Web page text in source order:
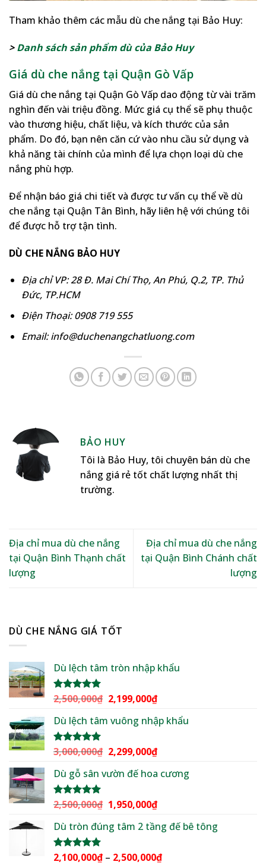
Tham khảo thêm các mẫu dù che nắng tại Bảo Huy:
>Danh sách sản phẩm dù của Bảo Huy
Giá dù che nắng tại Quận Gò Vấp
Giá dù che nắng tại Quận Gò Vấp dao động từ vài trăm
nghìn đến vài triệu đồng. Mức giá cụ thể sẽ phụ thuộc
vào thương hiệu, chất liệu, và kích thước của sản
phẩm. Do đó, bạn nên căn cứ vào nhu cầu sử dụng và
khả năng tài chính của mình để lựa chọn loại dù che
nắng phù hợp.
Để nhận báo giá chi tiết và được tư vấn cụ thể về dù
che nắng tại Quận Tân Bình, hãy liên hệ với chúng tôi
để được hỗ trợ tận tình.
DÙ CHE NẮNG BẢO HUY
Địa chỉ VP: 28 Đ. Mai Chí Thọ, An Phú, Q.2, TP. Thủ
Đức, TP.HCM
Điện Thoại: 0908 719 555
Email: info@duchenangchatluong.com
BẢO HUY
Tôi là Bảo Huy, tôi chuyên bán dù che
nắng giá rẻ tốt chất lượng nhất thị
trường.
Địa chỉ mua dù che nắng
tại Quận Bình Thạnh chất
lượng
Địa chỉ mua dù che nắng
tại Quận Bình Chánh chất
lượng
DÙ CHE NẮNG GIÁ TỐT
Dù lệch tâm tròn nhập khẩu
Được xếp
5 sao
2,500,000₫ Giá
là:
2,199,000₫Giá
tại
2,199,000₫.
Dù lệch tâm vuông nhập khẩu
Được xếp
5 sao
3,000,000₫ Giá
là:
2,299,000₫Giá
tại
2,299,000₫.
Dù gỗ sân vườn đế hoa cương
Được xếp
5 sao
2,500,000₫ Giá
là:
1,950,000₫Giá
tại
1,950,000₫.
Dù tròn đúng tâm 2 tầng đế bê tông
Được xếp
2,100,000₫ – 2,500,000₫Khoảng